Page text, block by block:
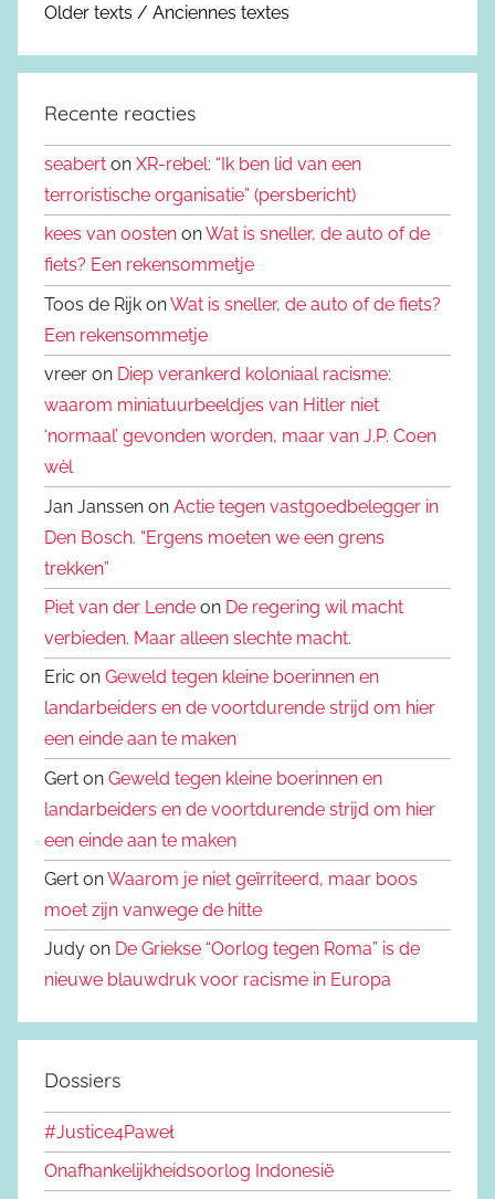
Older texts / Anciennes textes
Recente reacties
seabert on XR-rebel: “Ik ben lid van een
terroristische organisatie” (persbericht)
kees van oosten onWat is sneller, de auto of de
fiets? Een rekensommetje
Toos de Rijk onWat is sneller, de auto of de fiets?
Een rekensommetje
vreer on Diep verankerd koloniaal racisme:
waarom miniatuurbeeldjes van Hitler niet
‘normaal’ gevonden worden, maar van J.P. Coen
wèl
Jan Janssen on Actie tegen vastgoedbelegger in
Den Bosch. “Ergens moeten we een grens
trekken”
Piet van der Lende on De regering wil macht
verbieden. Maar alleen slechte macht.
Eric on Geweld tegen kleine boerinnen en
landarbeiders en de voortdurende strijd om hier
een einde aan te maken
Gert on Geweld tegen kleine boerinnen en
landarbeiders en de voortdurende strijd om hier
een einde aan te maken
Gert onWaarom je niet geïrriteerd, maar boos
moet zijn vanwege de hitte
Judy on De Griekse “Oorlog tegen Roma” is de
nieuwe blauwdruk voor racisme in Europa
Dossiers
#Justice4Paweł
Onafhankelijkheidsoorlog Indonesië